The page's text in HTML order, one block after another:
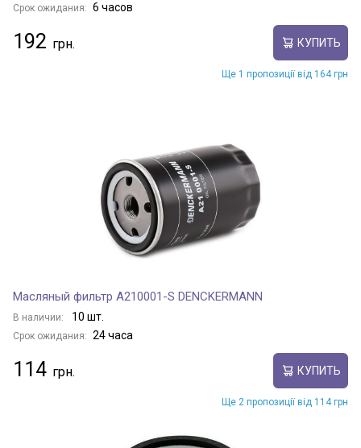
Срок ожидания: 6 часов
192 КУПИТЬ
Ще 1 пропозиції від 164 грн
Масляный фильтр A210001-S DENCKERMANN
В наличии: 10 шт.
Срок ожидания: 24 часа
114 КУПИТЬ
Ще 2 пропозиції від 114 грн